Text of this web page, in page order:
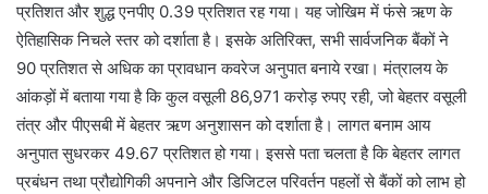
प्रतिशत और शुद्ध एनपीए 0.39 प्रतिशत रह गया। यह जोखिम में फंसे ऋण के
ऐतिहासिक निचले स्तर को दर्शाता है। इसके अतिरिक्त, सभी सार्वजनिक बैंकों ने
90 प्रतिशत से अधिक का प्रावधान कवरेज अनुपात बनाये रखा। मंत्रालय के
आंकड़ों में बताया गया है कि कुल वसूली 86,971 करोड़ रुपए रही, जो बेहतर वसूली
तंत्र और पीएसबी में बेहतर ऋण अनुशासन को दर्शाता है। लागत बनाम आय
अनुपात सुधरकर 49.67 प्रतिशत हो गया। इससे पता चलता है कि बेहतर लागत
प्रबंधन तथा प्रौद्योगिकी अपनाने और डिजिटल परिवर्तन पहलों से बैंकों को लाभ हो